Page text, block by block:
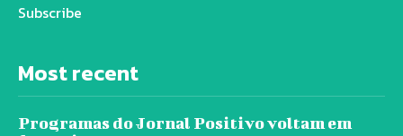
Subscribe
Most recent
Programas do Jornal Positivo voltam em